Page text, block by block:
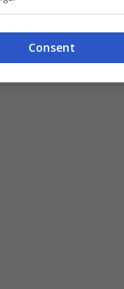
era il piatto
io faccio
all’opera.
Consent